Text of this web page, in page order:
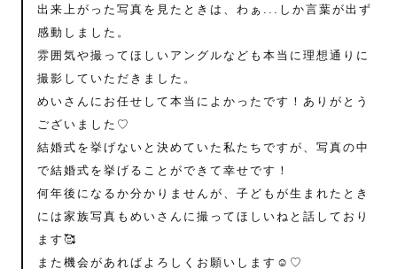
出来上がった写真を見たときは、わぁ...しか言葉が出ず
感動しました。
雰囲気や撮ってほしいアングルなども本当に理想通りに
撮影していただきました。
めいさんにお任せして本当によかったです！ありがとう
ございました♡
結婚式を挙げないと決めていた私たちですが、写真の中
で結婚式を挙げることができて幸せです！
何年後になるか分かりませんが、子どもが生まれたとき
には家族写真もめいさんに撮ってほしいねと話しており
ます🥰
また機会があればよろしくお願いします☺️♡